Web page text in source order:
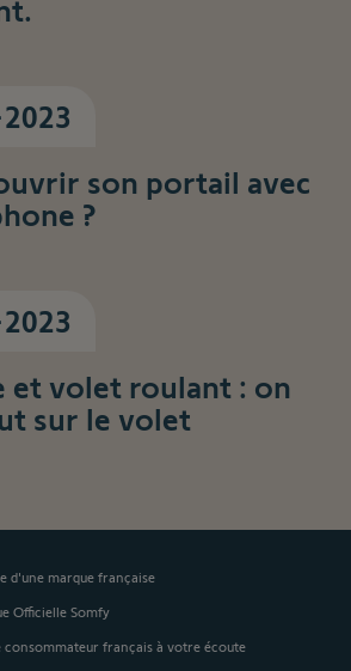
son portail avec
?
et volet roulant : on
sur le volet
d'une marque française
Officielle Somfy
consommateur français à votre écoute